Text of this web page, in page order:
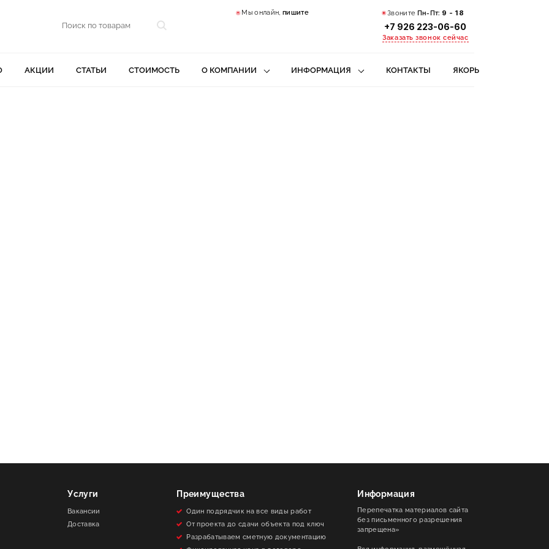
Мы онлайн,пишите Звоните Пн-Пт: 9 - 18
+7 926 223-06-60
Заказать звонок сейчас
АКЦИИ СТАТЬИ СТОИМОСТЬ О КОМПАНИИ ИНФОРМАЦИЯ КОНТАКТЫ ЯКОРЬ
Услуги
Вакансии
Доставка
Преимущества
Один подрядчик на все виды работ
От проекта до сдачи объекта под ключ
Разрабатываем сметную документацию
Информация
Перепечатка материалов сайта
без письменного разрешения
запрещена»